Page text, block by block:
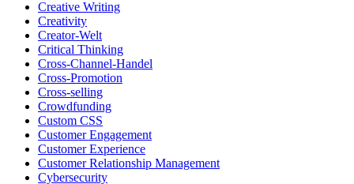
Creative Writing
Creativity
Creator-Welt
Critical Thinking
Cross-Channel-Handel
Cross-Promotion
Cross-selling
Crowdfunding
Custom CSS
Customer Engagement
Customer Experience
Customer Relationship Management
Cybersecurity